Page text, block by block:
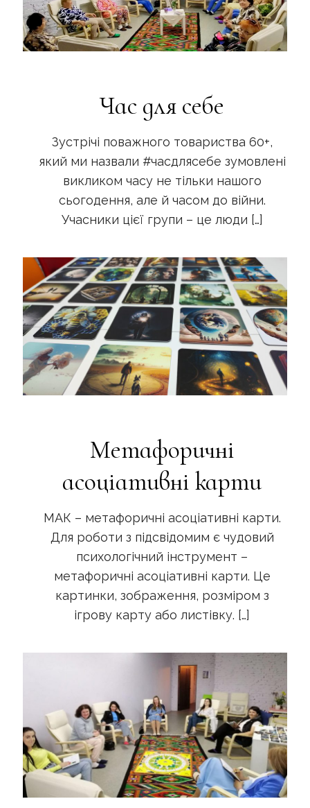
Час для себе
Зустрічі поважного товариства 60+,
який ми назвали #часдлясебе зумовлені
викликом часу не тільки нашого
сьогодення, але й часом до війни.
Учасники цієї групи – це люди […]
Метафоричні
асоціативні карти
МАК – метафоричні асоціативні карти.
Для роботи з підсвідомим є чудовий
психологічний інструмент –
метафоричні асоціативні карти. Це
картинки, зображення, розміром з
ігрову карту або листівку. […]